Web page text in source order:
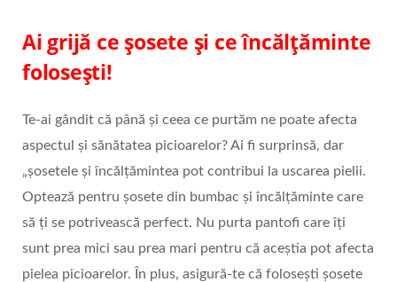
Ai grijă ce șosete și ce încălțăminte
folosești!
Te-ai gândit că până și ceea ce purtăm ne poate afecta
aspectul și sănătatea picioarelor? Ai fi surprinsă, dar
„șosetele și încălțămintea pot contribui la uscarea pielii.
Optează pentru șosete din bumbac și încălțăminte care
să ți se potrivească perfect. Nu purta pantofi care îți
sunt prea mici sau prea mari pentru că aceștia pot afecta
pielea picioarelor. În plus, asigură-te că folosești șosete